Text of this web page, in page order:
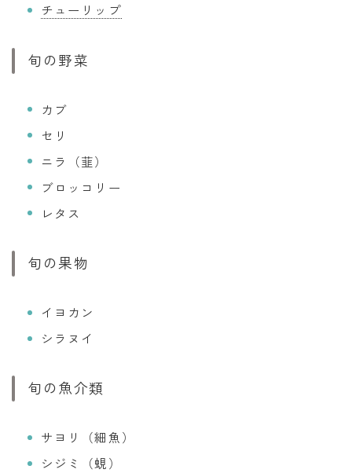
チューリップ
旬の野菜
カブ
セリ
ニラ（韮）
ブロッコリー
レタス
旬の果物
イヨカン
シラヌイ
旬の魚介類
サヨリ（細魚）
シジミ（蜆）